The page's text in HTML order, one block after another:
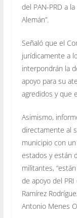
del PAN-PRD a
Alemán”.
Señaló que el
jurídicamente a
interpondrán la
apoyo para su
agredidos y que
Asimismo,
directamente al
municipio con
estados y están
militantes,
de apoyo del
Ramírez
Antonio Menes